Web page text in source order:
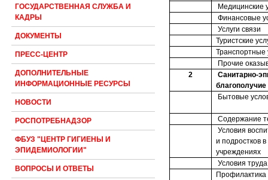
ГОСУДАРСТВЕННАЯ СЛУЖБА И
КАДРЫ
ДОКУМЕНТЫ
ПРЕСС-ЦЕНТР
ДОПОЛНИТЕЛЬНЫЕ
ИНФОРМАЦИОННЫЕ РЕСУРСЫ
НОВОСТИ
РОСПОТРЕБНАДЗОР
ФБУЗ "ЦЕНТР ГИГИЕНЫ И
ЭПИДЕМИОЛОГИИ"
ВОПРОСЫ И ОТВЕТЫ
Медицинские
Финансовые
Услуги связи
Туристские
Транспортные
Прочие
2
Санитарно-
Бытовые
Содержание
Условия
и подростков
учреждениях
Условия труда